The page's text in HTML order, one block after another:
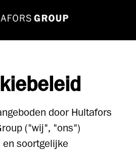
door Hultafors
("wij", "ons")
soortgelijke